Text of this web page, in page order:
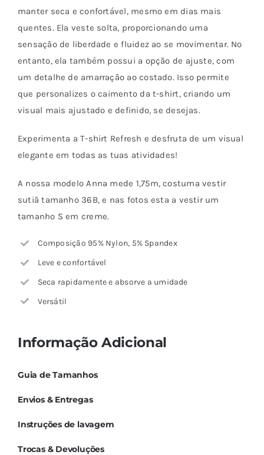
manter seca e confortável, mesmo em dias mais
quentes. Ela veste solta, proporcionando uma
sensação de liberdade e fluidez ao se movimentar. No
entanto, ela também possui a opção de ajuste, com
um detalhe de amarração ao costado. Isso permite
que personalizes o caimento da t-shirt, criando um
visual mais ajustado e definido, se desejas.
Experimenta a T-shirt Refresh e desfruta de um visual
elegante em todas as tuas atividades!
A nossa modelo Anna mede 1,75m, costuma vestir
sutiã tamanho 36B, e nas fotos esta a vestir um
tamanho S em creme.
Composição 95% Nylon, 5% Spandex
Leve e confortável
Seca rapidamente e absorve a umidade
Versátil
Informação Adicional
Guia de Tamanhos
Envios & Entregas
Instruções de lavagem
Trocas & Devoluções